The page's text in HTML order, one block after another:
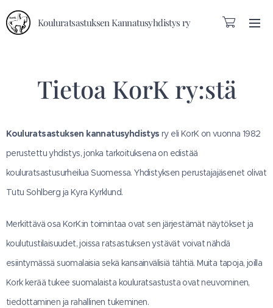
Kouluratsastuksen Kannatusyhdistys ry
Tietoa KorK ry:stä
Kouluratsastuksen kannatusyhdistys ry eli KorK on vuonna 1982
perustettu yhdistys, jonka tarkoituksena on edistää
kouluratsastusurheilua Suomessa. Yhdistyksen perustajajäsenet olivat
Tutu Sohlberg ja Kyra Kyrklund.
Merkittävä osa KorK:in toimintaa ovat sen järjestämät näytökset ja
koulutustilaisuudet, joissa ratsastuksen ystävät voivat nähdä
esiintymässä suomalaisia sekä kansainvälisiä tähtiä. Muita tapoja, joilla
Kork kerää tukee suomalaista kouluratsastusta ovat neuvominen,
tiedottaminen ja rahallinen tukeminen.